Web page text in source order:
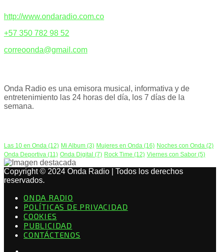
http://www.ondaradio.com.co
+57 350 782 98 52
correoonda@gmail.com
Onda Radio es una emisora musical, informativa y de
entretenimiento las 24 horas del día, los 7 días de la
semana.
Las 10 en Onda (12) Mi Album (3) Mujeres en Onda (16) Noches con Onda (2)
Onda Deportiva (11) Onda Digital (7) Rock Time (12) Viernes con Sabor (5)
Copyright © 2024 Onda Radio | Todos los derechos
reservados.
ONDA RADIO
POLÍTICAS DE PRIVACIDAD
COOKIES
PUBLICIDAD
CONTÁCTENOS